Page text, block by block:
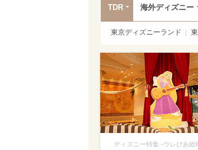
TDR 海外ディズニー
東京ディズニーランド
ディズニー特集 -ウレぴあ総